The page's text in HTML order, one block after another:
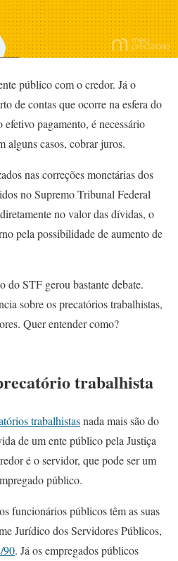
público com o credor. Já o
de contas que ocorre na esfera do
pagamento, é necessário
alguns casos, cobrar juros.
nas correções monetárias dos
no Supremo Tribunal Federal
no valor das dívidas, o
pela possibilidade de aumento de
do STF gerou bastante debate.
sobre os precatórios trabalhistas,
Quer entender como?
trabalhista
trabalhistasnada mais são do
de um ente público pela Justiça
é o servidor, que pode ser um
público.
funcionários públicos têm as suas
Jurídico dos Servidores Públicos,
90. Já os empregados públicos